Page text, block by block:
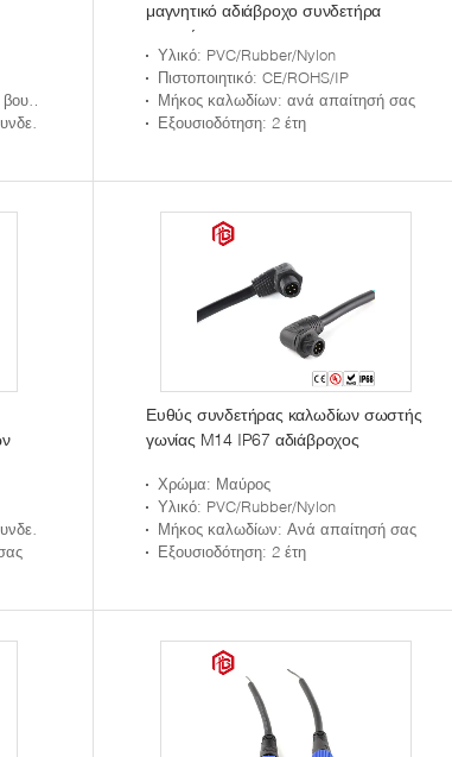
μαγνητικό αδιάβροχο συνδετήρα
στοιχείων
Υλικό: PVC/Rubber/Nylon
Πιστοποιητικό: CE/ROHS/IP
Μήκος καλωδίων: ανά απαίτησή σας
Εξουσιοδότηση: 2 έτη
Ευθύς συνδετήρας καλωδίων σωστής
γωνίας M14 IP67 αδιάβροχος
Χρώμα: Μαύρος
Υλικό: PVC/Rubber/Nylon
Μήκος καλωδίων: Ανά απαίτησή σας
Εξουσιοδότηση: 2 έτη